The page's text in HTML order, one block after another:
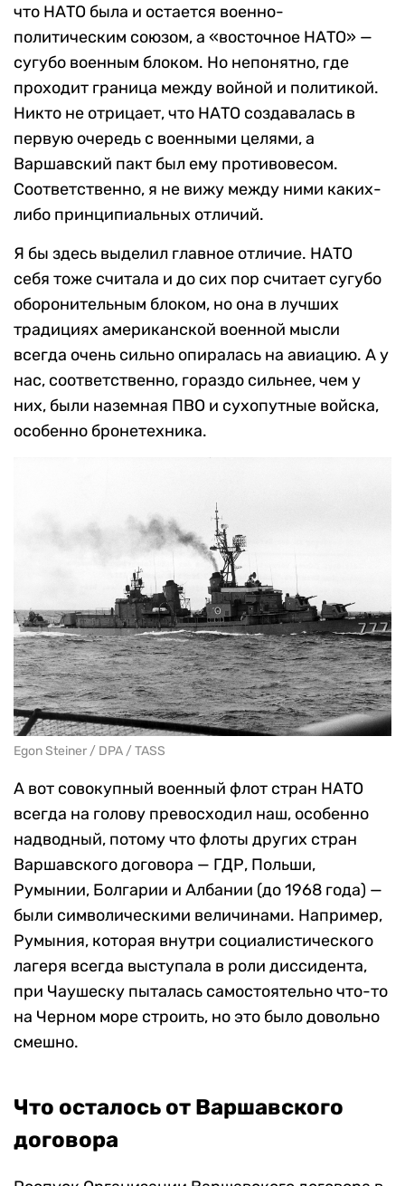
что НАТО была и остается военно-
политическим союзом, а «восточное НАТО» —
сугубо военным блоком. Но непонятно, где
проходит граница между войной и политикой.
Никто не отрицает, что НАТО создавалась в
первую очередь с военными целями, а
Варшавский пакт был ему противовесом.
Соответственно, я не вижу между ними каких-
либо принципиальных отличий.
Я бы здесь выделил главное отличие. НАТО
себя тоже считала и до сих пор считает сугубо
оборонительным блоком, но она в лучших
традициях американской военной мысли
всегда очень сильно опиралась на авиацию. А у
нас, соответственно, гораздо сильнее, чем у
них, были наземная ПВО и сухопутные войска,
особенно бронетехника.
Egon Steiner / DPA / TASS
А вот совокупный военный флот стран НАТО
всегда на голову превосходил наш, особенно
надводный, потому что флоты других стран
Варшавского договора — ГДР, Польши,
Румынии, Болгарии и Албании (до 1968 года) —
были символическими величинами. Например,
Румыния, которая внутри социалистического
лагеря всегда выступала в роли диссидента,
при Чаушеску пыталась самостоятельно что-то
на Черном море строить, но это было довольно
смешно.
Что осталось от Варшавского
договора